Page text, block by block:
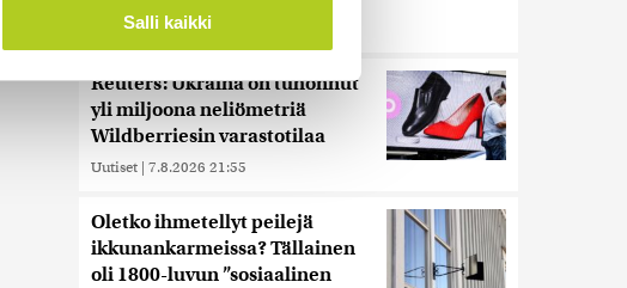
. Voit muuttaa
median ominaisuuksien tukemiseen
ja analytiikka-alan
Salli kaikki
Uutiset | 5.8.2026 22:01
Reuters: Ukraina on tuhonnut
yli miljoona neliömetriä
Wildberriesin varastotilaa
Uutiset | 7.8.2026 21:55
Oletko ihmetellyt peilejä
ikkunankarmeissa? Tällainen
oli 1800-luvun ”sosiaalinen